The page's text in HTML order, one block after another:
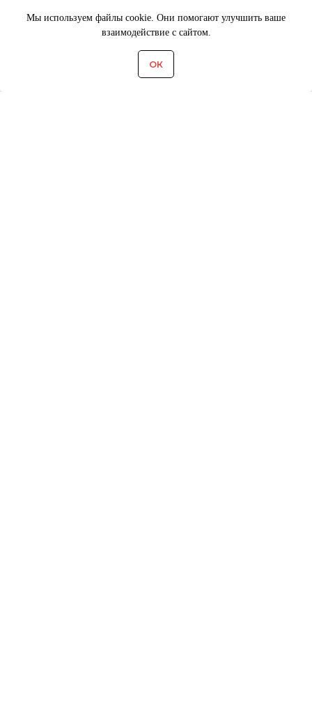
Мы используем файлы cookie. Они помогают улучшить ваше
взаимодействие с сайтом.
ОК